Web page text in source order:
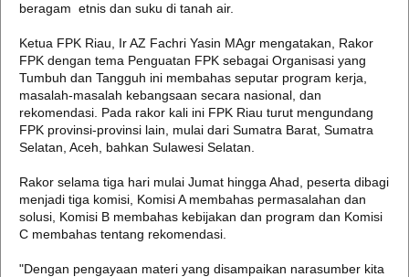
beragam etnis dan suku di tanah air.
Ketua FPK Riau, Ir AZ Fachri Yasin MAgr mengatakan, Rakor
FPK dengan tema Penguatan FPK sebagai Organisasi yang
Tumbuh dan Tangguh ini membahas seputar program kerja,
masalah-masalah kebangsaan secara nasional, dan
rekomendasi. Pada rakor kali ini FPK Riau turut mengundang
FPK provinsi-provinsi lain, mulai dari Sumatra Barat, Sumatra
Selatan, Aceh, bahkan Sulawesi Selatan.
Rakor selama tiga hari mulai Jumat hingga Ahad, peserta dibagi
menjadi tiga komisi, Komisi A membahas permasalahan dan
solusi, Komisi B membahas kebijakan dan program dan Komisi
C membahas tentang rekomendasi.
"Dengan pengayaan materi yang disampaikan narasumber kita